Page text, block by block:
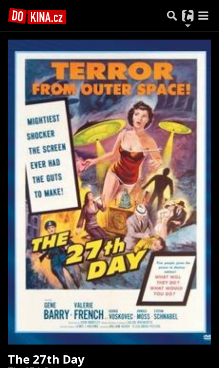
The 27th Day